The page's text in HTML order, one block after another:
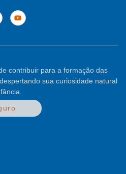
contribuir para a formação das
sua curiosidade natural